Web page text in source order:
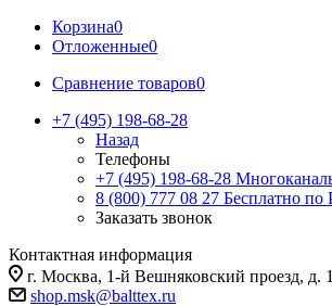
Корзина0
Отложенные0
Сравнение товаров0
+7 (495) 198-68-28
Назад
Телефоны
+7 (495) 198-68-28
8 (800) 777 08 27 Бесплатно по
Заказать звонок
Контактная информация
г. Москва, 1-й Вешняковский проезд, д.
shop.msk@balttex.ru